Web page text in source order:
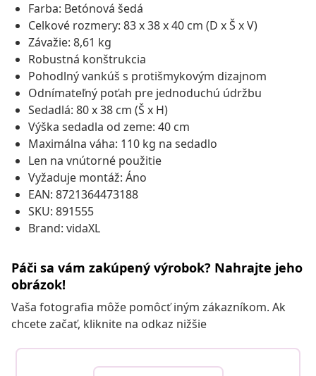
Farba: Betónová šedá
Celkové rozmery: 83 x 38 x 40 cm (D x Š x V)
Závažie: 8,61 kg
Robustná konštrukcia
Pohodlný vankúš s protišmykovým dizajnom
Odnímateľný poťah pre jednoduchú údržbu
Sedadlá: 80 x 38 cm (Š x H)
Výška sedadla od zeme: 40 cm
Maximálna váha: 110 kg na sedadlo
Len na vnútorné použitie
Vyžaduje montáž: Áno
EAN: 8721364473188
SKU: 891555
Brand: vidaXL
Páči sa vám zakúpený výrobok? Nahrajte jeho
obrázok!
Vaša fotografia môže pomôcť iným zákazníkom. Ak
chcete začať, kliknite na odkaz nižšie